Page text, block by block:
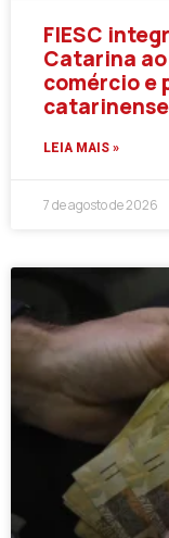
FIESC
Catarina
comércio e
LEIA MAIS »
7 de agosto de 2026